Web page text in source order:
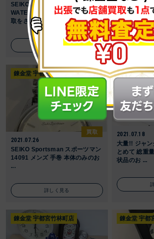
SEIKO AUTOMATIC
WATER10BAR RESISTのお買
取をさせてい ...
詳しく見る
CITIZEN（
CRYSTRON
イト文字盤 ...
錬金堂 宇都宮竹林町店
買取
2021.07.26
SEIKO Sportsman スポーツマン
14091 メンズ 手巻 本体のみのお
...
詳しく見る
錬金堂 宇都
2021.07.18
大量!! ジャン
とめて 総重
状品のお ...
錬金堂 宇都宮竹林町店 錬金堂 宇都